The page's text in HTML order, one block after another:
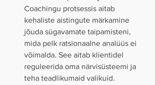
Coachingu protsessis aitab
kehaliste aistingute märkamine
jõuda sügavamate taipamisteni,
mida pelk ratsionaalne analüüs ei
võimalda. See aitab klientidel
reguleerida oma närvisüsteemi ja
teha teadlikumaid valikuid.